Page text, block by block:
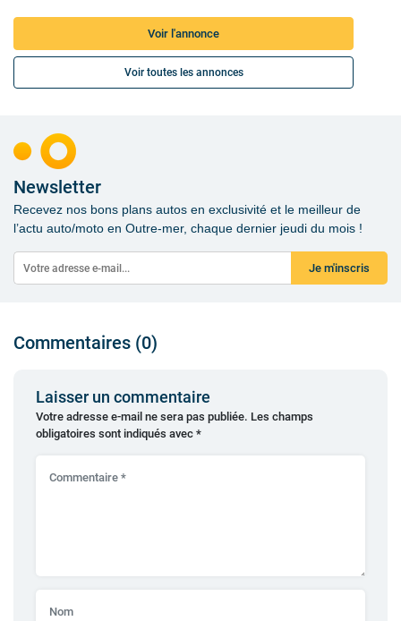
Voir l'annonce
Voir toutes les annonces
Newsletter
Recevez nos bons plans autos en exclusivité et le meilleur de
l’actu auto/moto en Outre-mer, chaque dernier jeudi du mois !
Je m'inscris
Commentaires (0)
Laisser un commentaire
Votre adresse e-mail ne sera pas publiée. Les champs
obligatoires sont indiqués avec *